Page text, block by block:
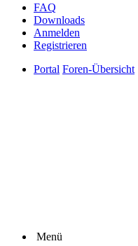
FAQ
Downloads
Anmelden
Registrieren
Portal Foren-Übersicht
Menü